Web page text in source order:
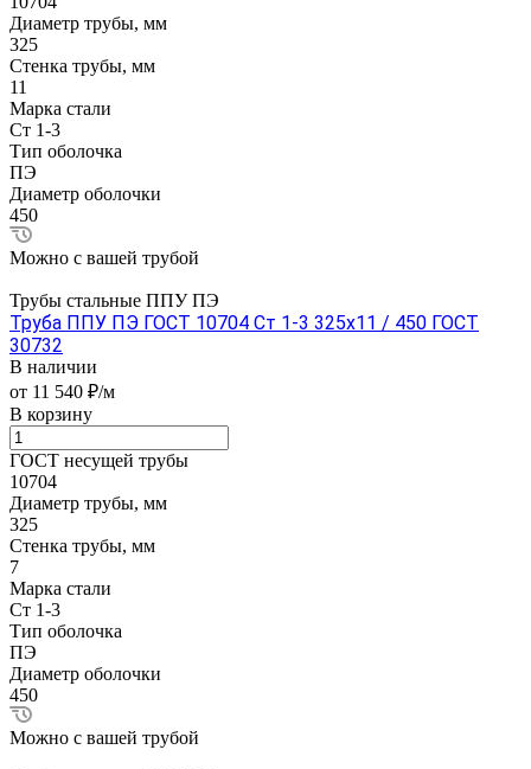
Диаметр трубы, мм
325
Стенка трубы, мм
11
Марка стали
Ст 1-3
Тип оболочка
ПЭ
Диаметр оболочки
450
Можно с вашей трубой
Трубы стальные ППУ ПЭ
Труба ППУ ПЭ ГОСТ 10704 Ст 1-3 325x11 / 450 ГОСТ
30732
В наличии
от 11 540 ₽/м
В корзину
ГОСТ несущей трубы
10704
Диаметр трубы, мм
325
Стенка трубы, мм
7
Марка стали
Ст 1-3
Тип оболочка
ПЭ
Диаметр оболочки
450
Можно с вашей трубой